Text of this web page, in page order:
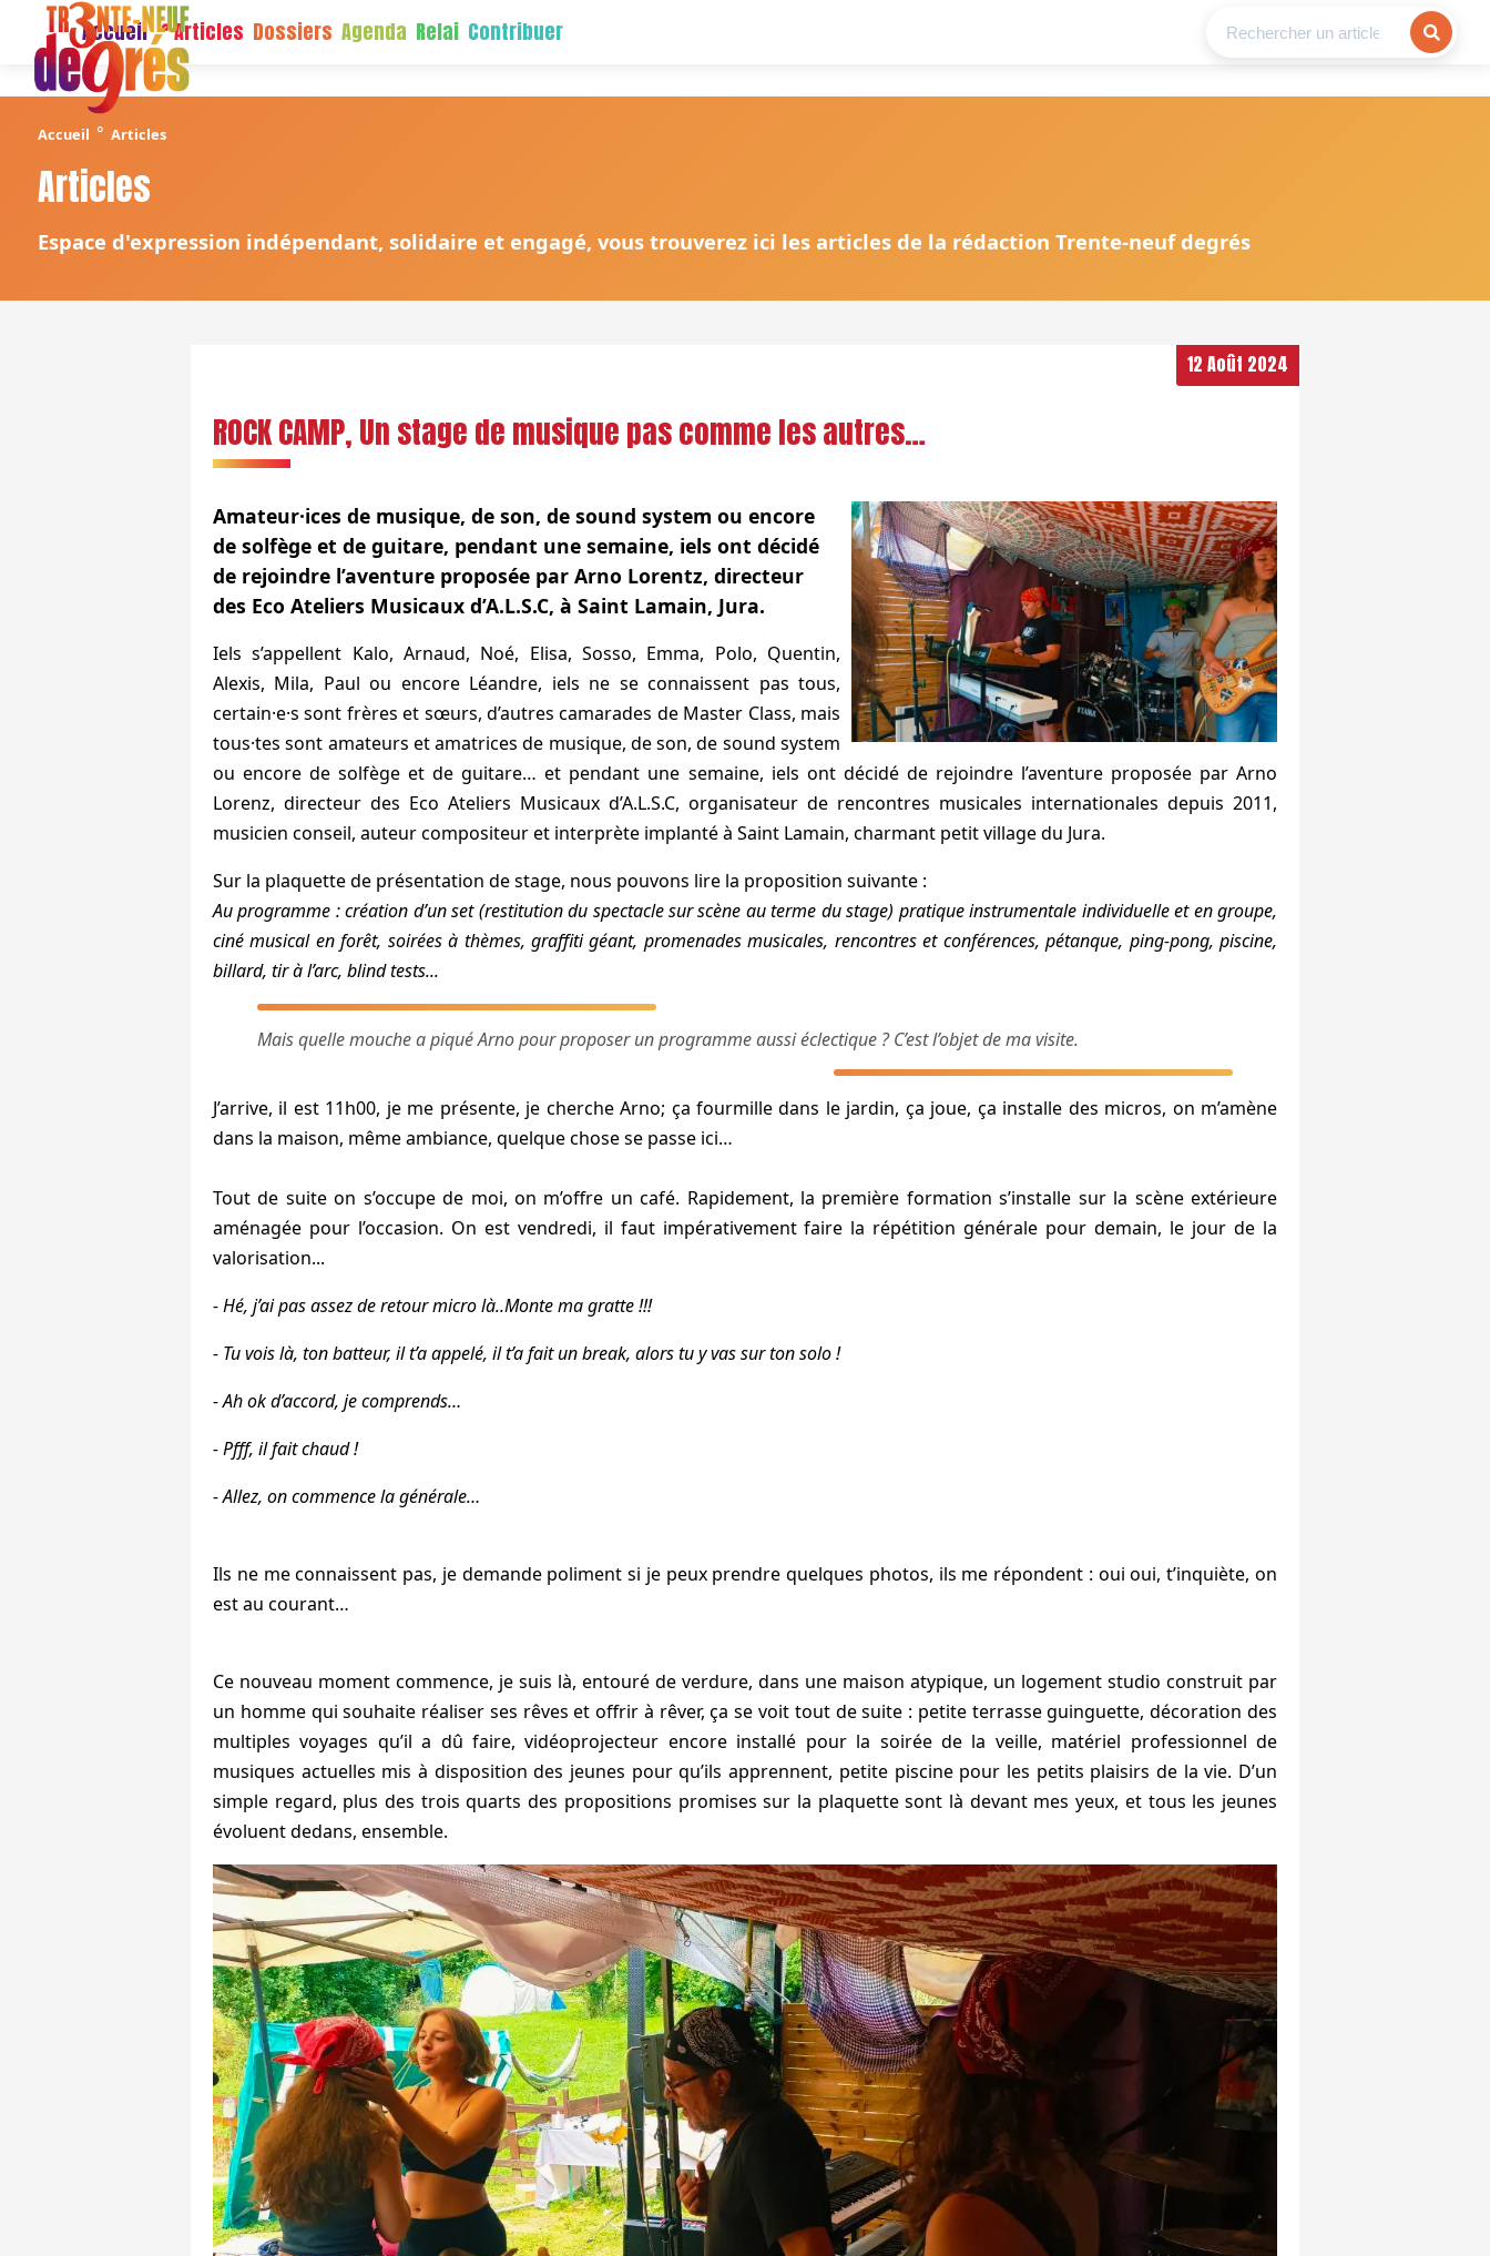
Accueil Articles Dossiers Agenda Relai Contribuer
Accueil ° Articles
Articles
Espace d'expression indépendant, solidaire et engagé, vous trouverez ici les articles de la rédaction Trente-neuf degrés
12 Août 2024
ROCK CAMP, Un stage de musique pas comme les autres…
Amateur·ices de musique, de son, de sound system ou encore
de solfège et de guitare, pendant une semaine, iels ont décidé
de rejoindre l’aventure proposée par Arno Lorentz, directeur
des Eco Ateliers Musicaux d’A.L.S.C, à Saint Lamain, Jura.
Iels s’appellent Kalo, Arnaud, Noé, Elisa, Sosso, Emma, Polo, Quentin,
Alexis, Mila, Paul ou encore Léandre, iels ne se connaissent pas tous,
certain·e·s sont frères et sœurs, d’autres camarades de Master Class, mais
tous·tes sont amateurs et amatrices de musique, de son, de sound system
ou encore de solfège et de guitare… et pendant une semaine, iels ont décidé de rejoindre l’aventure proposée par Arno
Lorenz, directeur des Eco Ateliers Musicaux d’A.L.S.C, organisateur de rencontres musicales internationales depuis 2011,
musicien conseil, auteur compositeur et interprète implanté à Saint Lamain, charmant petit village du Jura.
Sur la plaquette de présentation de stage, nous pouvons lire la proposition suivante :
Au programme : création d’un set (restitution du spectacle sur scène au terme du stage) pratique instrumentale individuelle et en groupe,
ciné musical en forêt, soirées à thèmes, graffiti géant, promenades musicales, rencontres et conférences, pétanque, ping-pong, piscine,
billard, tir à l’arc, blind tests...
Mais quelle mouche a piqué Arno pour proposer un programme aussi éclectique ? C’est l’objet de ma visite.
J’arrive, il est 11h00, je me présente, je cherche Arno; ça fourmille dans le jardin, ça joue, ça installe des micros, on m’amène
dans la maison, même ambiance, quelque chose se passe ici…
Tout de suite on s’occupe de moi, on m’offre un café. Rapidement, la première formation s’installe sur la scène extérieure
aménagée pour l’occasion. On est vendredi, il faut impérativement faire la répétition générale pour demain, le jour de la
valorisation...
- Hé, j’ai pas assez de retour micro là..Monte ma gratte !!!
- Tu vois là, ton batteur, il t’a appelé, il t’a fait un break, alors tu y vas sur ton solo !
- Ah ok d’accord, je comprends…
- Pfff, il fait chaud!
- Allez, on commence la générale…
Ils ne me connaissent pas, je demande poliment si je peux prendre quelques photos, ils me répondent : oui oui, t’inquiète, on
est au courant…
Ce nouveau moment commence, je suis là, entouré de verdure, dans une maison atypique, un logement studio construit par
un homme qui souhaite réaliser ses rêves et offrir à rêver, ça se voit tout de suite : petite terrasse guinguette, décoration des
multiples voyages qu’il a dû faire, vidéoprojecteur encore installé pour la soirée de la veille, matériel professionnel de
musiques actuelles mis à disposition des jeunes pour qu’ils apprennent, petite piscine pour les petits plaisirs de la vie. D’un
simple regard, plus des trois quarts des propositions promises sur la plaquette sont là devant mes yeux, et tous les jeunes
évoluent dedans, ensemble.